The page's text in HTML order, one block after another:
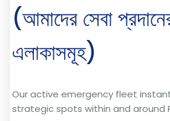
(আমাদের সেবা
এলাকাসমূহ)
Our active emergency fleet
strategic spots within and around